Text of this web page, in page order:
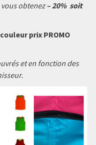
obtenez– 20% soit
prix PROMO
et en fonction des